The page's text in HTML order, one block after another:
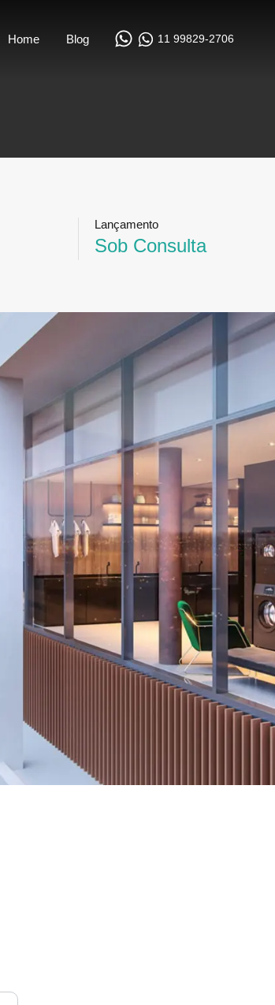
Home Blog 11 99829-2706
Lançamento
Sob Consulta